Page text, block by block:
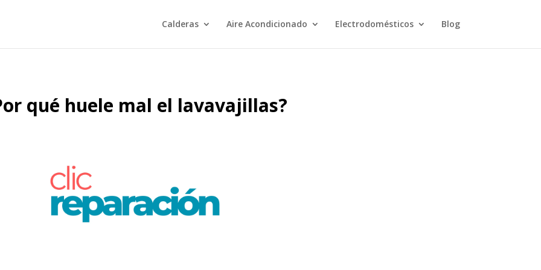
Calderas Aire Acondicionado Electrodomésticos Blog
qué huele mal el lavavajillas?